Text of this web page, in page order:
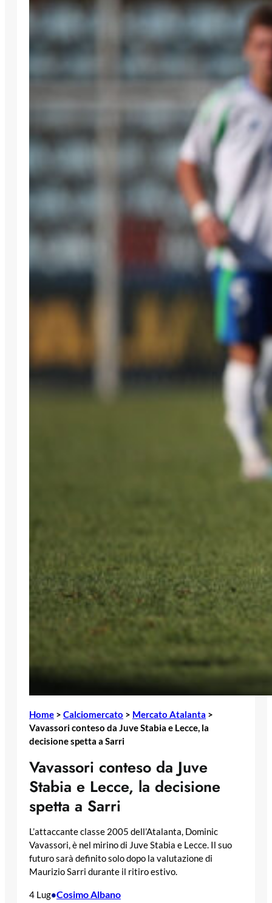
Home > Calciomercato > Mercato Atalanta >
Vavassori conteso da Juve Stabia e Lecce, la
decisione spetta a Sarri
Vavassori conteso da Juve
Stabia e Lecce, la decisione
spetta a Sarri
L’attaccante classe 2005 dell’Atalanta, Dominic
Vavassori, è nel mirino di Juve Stabia e Lecce. Il suo
futuro sarà definito solo dopo la valutazione di
Maurizio Sarri durante il ritiro estivo.
4 Lug•Cosimo Albano